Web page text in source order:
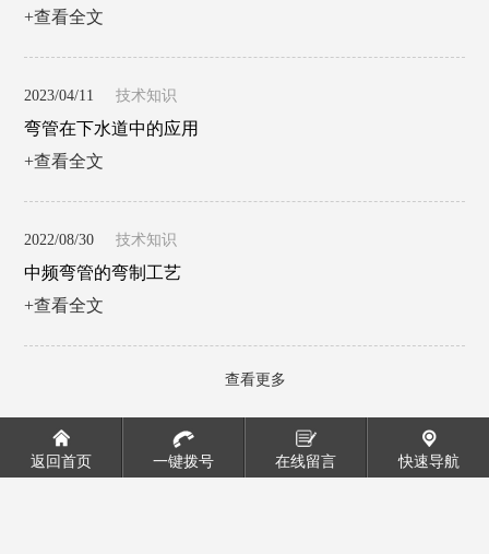
+查看全文
2023/04/11 技术知识
弯管在下水道中的应用
+查看全文
2022/08/30 技术知识
中频弯管的弯制工艺
+查看全文
查看更多
返回首页 一键拨号 在线留言 快速导航